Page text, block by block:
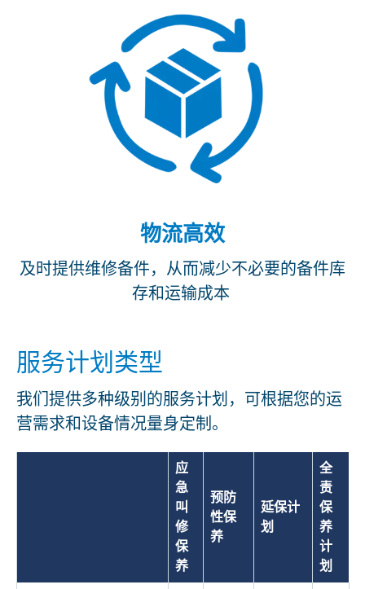
物流高效
及时提供维修备件，从而减少不必要的备件库
存和运输成本
服务计划类型
我们提供多种级别的服务计划，可根据您的运
营需求和设备情况量身定制。
应
急
叫
修
保
养
预防
性保
养
延保计
划
全
责
保
养
计
划